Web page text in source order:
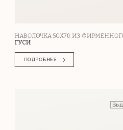
НАВОЛОЧКА 50Х70 ИЗ
ГУСИ
ПОДРОБНЕЕ